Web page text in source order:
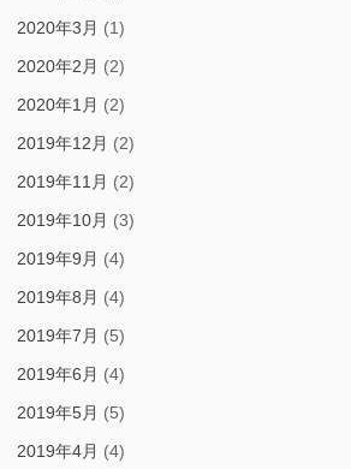
2020年3月 (1)
2020年2月 (2)
2020年1月 (2)
2019年12月 (2)
2019年11月 (2)
2019年10月 (3)
2019年9月 (4)
2019年8月 (4)
2019年7月 (5)
2019年6月 (4)
2019年5月 (5)
2019年4月 (4)